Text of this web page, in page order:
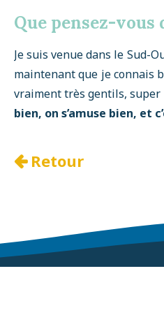
Que pensez-vous
Je suis venue dans le Sud-
maintenant que je connais
vraiment très gentils, super
bien, on s’amuse bien, et
Retour